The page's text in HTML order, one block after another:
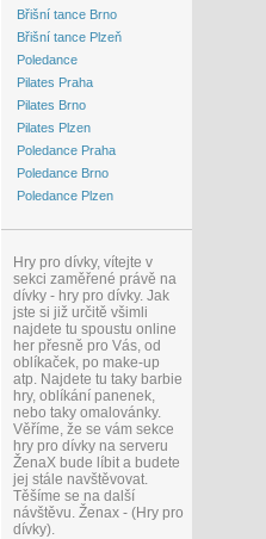
Břišní tance Brno
Břišní tance Plzeň
Poledance
Pilates Praha
Pilates Brno
Pilates Plzen
Poledance Praha
Poledance Brno
Poledance Plzen
Hry pro dívky, vítejte v
sekci zaměřené právě na
dívky - hry pro dívky. Jak
jste si již určitě všimli
najdete tu spoustu online
her přesně pro Vás, od
oblíkaček, po make-up
atp. Najdete tu taky barbie
hry, oblíkání panenek,
nebo taky omalovánky.
Věříme, že se vám sekce
hry pro dívky na serveru
ŽenaX bude líbit a budete
jej stále navštěvovat.
Těšíme se na další
návštěvu. Ženax - (Hry pro
dívky).